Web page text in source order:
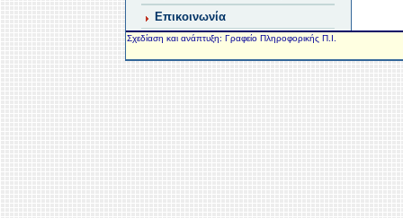
Επικοινωνία
Σχεδίαση και ανάπτυξη: Γραφείο Πληροφορικής Π.Ι.